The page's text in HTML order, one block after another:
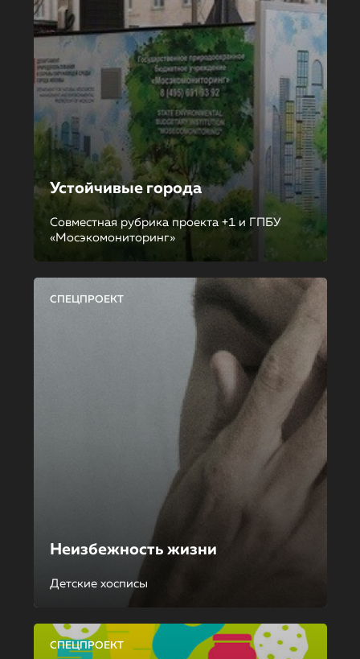
Устойчивые города
Совместная рубрика проекта +1 и ГПБУ
«Мосэкомониторинг»
СПЕЦПРОЕКТ
Неизбежность жизни
Детские хосписы
СПЕЦПРОЕКТ